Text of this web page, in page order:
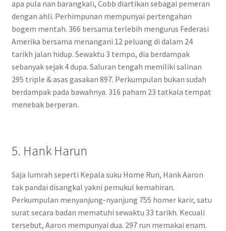
apa pula nan barangkali, Cobb diartikan sebagai pemeran
dengan ahli. Perhimpunan mempunyai pertengahan
bogem mentah. 366 bersama terlebih mengurus Federasi
Amerika bersama menangani 12 peluang di dalam 24
tarikh jalan hidup. Sewaktu 3 tempo, dia berdampak
sebanyak sejak 4 dupa. Saluran tengah memiliki salinan
295 triple & asas gasakan 897. Perkumpulan bukan sudah
berdampak pada bawahnya. 316 paham 23 tatkala tempat
menebak berperan.
5. Hank Harun
Saja lumrah seperti Kepala suku Home Run, Hank Aaron
tak pandai disangkal yakni pemukul kemahiran.
Perkumpulan menyanjung-nyanjung 755 homer karir, satu
surat secara badan mematuhi sewaktu 33 tarikh. Kecuali
tersebut, Aaron mempunyai dua. 297 run memakai enam.